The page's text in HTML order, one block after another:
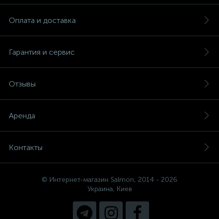
Оплата и доставка
Гарантия и сервис
Отзывы
Аренда
Контакты
© Интернет-магазин Salmon, 2014 - 2026
Украина, Киев